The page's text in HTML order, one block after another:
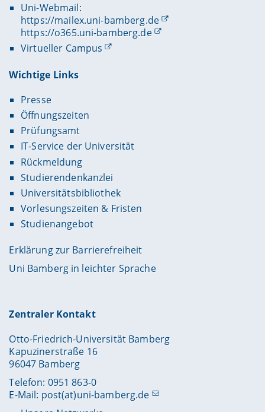
Uni-Webmail:
https://mailex.uni-bamberg.de
https://o365.uni-bamberg.de
Virtueller Campus
Wichtige Links
Presse
Öffnungszeiten
Prüfungsamt
IT-Service der Universität
Rückmeldung
Studierendenkanzlei
Universitätsbibliothek
Vorlesungszeiten & Fristen
Studienangebot
Erklärung zur Barrierefreiheit
Uni Bamberg in leichter Sprache
Zentraler Kontakt
Otto-Friedrich-Universität Bamberg
Kapuzinerstraße 16
96047 Bamberg
Telefon: 0951 863-0
E-Mail: post(at)uni-bamberg.de